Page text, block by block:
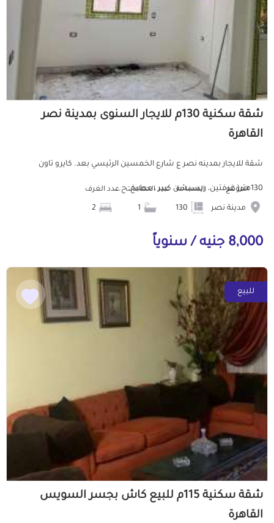
شقة سكنية 130م للايجار السنوى بمدينة نصر
القاهرة
شقة للايجار بمدينه نصر ع شارع الخمسين الرئيسي بعد. كايرو تاون
130متر( غرفتين، ريسبشن كبير ، مطبخ، ح... الموقع
مدينة نصر
المساحة عدد الحمامات عدد الغرف
8,000 جنيه / سنوياً
للبيع
شقة سكنية 115م للبيع كاش بجسر السويس
القاهرة